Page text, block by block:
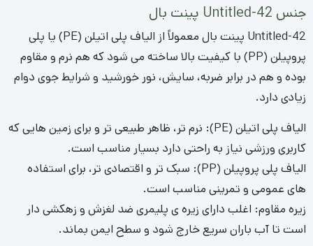
نگهداری و طول عمر Untitled-42 پینت بال
یکی از بزرگترین مزایای اینUntitled-42 ورزشی
، نیاز حداقلی آن به
نگهداری است. برخلاف چمن طبیعی که مستلزم آبیاری، کوددهی،
چمن زنی و سم پاشی منظم است، Untitled-42 تنها با چند اقدام
ساده، زیبایی و کارایی خود را در طولانی مدت حفظ می کند. این
برای حفظ دوام و ظاهر Untitled-42 زمین ورزشی، تمیز کردن دوره
ای از هرگونه زباله، برگ یا بقایای گلوله های پینت بال ضروری
است. برس کشی منظم الیاف با یک برس سفت به سمت بالا نیز
به جلوگیری از خوابیدن الیاف و حفظ حجم آن کمک می کند. در
صورت بروز لکه های مقاوم، می توان از محلول آب و صابون ملایم